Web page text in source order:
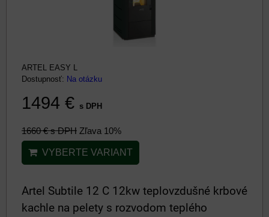
ARTEL EASY L
Dostupnosť: Na otázku
1494 € s DPH
1660 €s DPH Zľava 10%
VYBERTE VARIANT
Artel Subtile 12 C 12kw teplovzdušné krbové
kachle na pelety s rozvodom teplého